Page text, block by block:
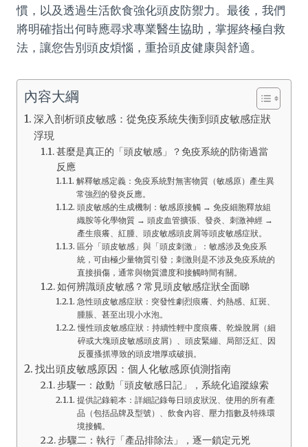
慣，以及透過生活飲食強化頭皮防禦力。最後，我們
將明確指出何時應尋求專業醫生協助，掌握終極自救
法，讓您告別頭皮煩惱，重拾頭皮健康與舒適。
內容大綱
深入剖析頭皮敏感：從免疫系統失衡到頭皮敏感症狀
浮現
甚麼是真正的「頭皮敏感」？免疫系統的防衛過當
反應
解釋敏感定義：免疫系統對無害物質（敏感原）產生異
常強烈的發炎反應。
頭皮敏感的生成機制：敏感原接觸 → 免疫細胞釋放組
織胺等化學物質 → 頭皮血管擴張、發炎、刺激神經 →
產生痕癢、紅腫、頭皮敏感頭皮屑等頭皮敏感症狀。
區分「頭皮敏感」與「頭皮刺激」：敏感涉及免疫系
統，可由極少量物質引發；刺激則是不涉及免疫系統的
直接損傷，通常與物質濃度和接觸時間有關。
如何辨識頭皮敏感？常見頭皮敏感症狀全面睇
急性頭皮敏感症狀：突發性劇烈痕癢、灼熱感、紅斑、
腫脹、甚至出現小水泡。
慢性頭皮敏感症狀：持續性輕中度痕癢、乾燥脫屑（細
碎或大塊頭皮敏感頭皮屑）、頭皮緊繃、局部泛紅、因
反覆搔抓導致的頭皮增厚或破損。
找出頭皮敏感原因：個人化敏感原偵測指南
步驟一：啟動「頭皮敏感日記」，系統化追蹤線索
提供記錄範本：詳細記錄每日頭皮狀況、使用的所有產
品（包括品牌及型號）、飲食內容、壓力指數及特殊環
境接觸。
步驟二：執行「產品排除法」，逐一鎖定元兇